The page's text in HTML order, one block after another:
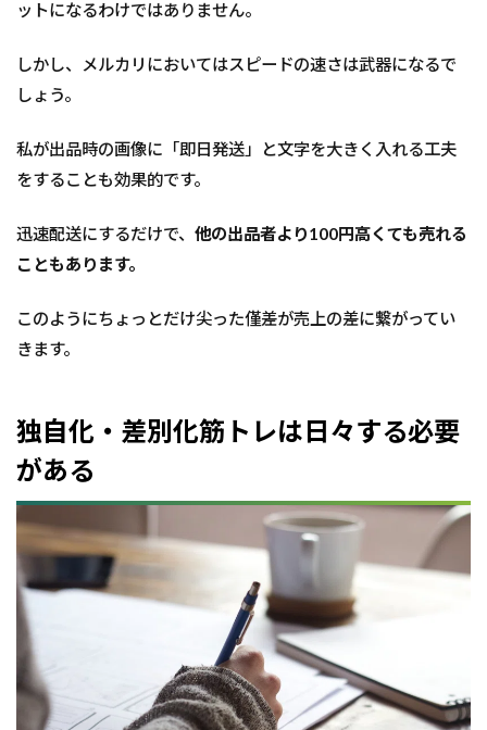
ットになるわけではありません。
しかし、メルカリにおいてはスピードの速さは武器になるで
しょう。
私が出品時の画像に「即日発送」と文字を大きく入れる工夫
をすることも効果的です。
迅速配送にするだけで、 他の出品者より100円高くても売れる
こともあります。
このようにちょっとだけ尖った僅差が売上の差に繋がってい
きます。
独自化・差別化筋トレは日々する必要
がある